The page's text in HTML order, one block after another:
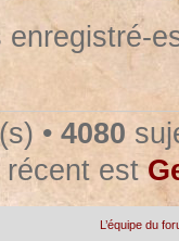
enregistré-
• 4080
récent est
L’équipe du